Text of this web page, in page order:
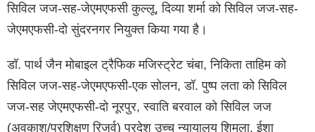
सिविल जज-सह-जेएमएफसी कुल्लू, दिव्या शर्मा को सिविल जज-सह-
जेएमएफसी-दो सुंदरनगर नियुक्त किया गया है।
डॉ. पार्थ जैन मोबाइल ट्रैफिक मजिस्ट्रेट चंबा, निकिता ताहिम को
सिविल जज-सह-जेएमएफसी-एक सोलन, डॉ. पुष्प लता को सिविल
जज-सह जेएमएफसी-दो नूरपुर, स्वाति बरवाल को सिविल जज
(अवकाश/प्रशिक्षण रिजर्व) प्रदेश उच्च न्यायालय शिमला, ईशा